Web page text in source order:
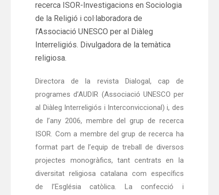
recerca ISOR-Investigacions en Sociologia
de la Religió i col·laboradora de
l’Associació UNESCO per al Diàleg
Interreligiós. Divulgadora de la temàtica
religiosa.
Directora de la revista Dialogal, cap de
programes d’AUDIR (Associació UNESCO per
al Diàleg Interreligiós i Interconviccional) i, des
de l’any 2006, membre del grup de recerca
ISOR. Com a membre del grup de recerca ha
format part de l’equip de treball de diversos
projectes monogràfics, tant centrats en la
diversitat religiosa catalana com específics
de l’Església catòlica. La confecció i